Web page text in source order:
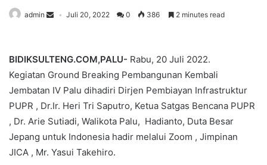
admin Juli 20, 2022 0 386 2 minutes read
BIDIKSULTENG.COM,PALU- Rabu, 20 Juli 2022.
Kegiatan Ground Breaking Pembangunan Kembali
Jembatan IV Palu dihadiri Dirjen Pembiayan Infrastruktur
PUPR , Dr.Ir. Heri Tri Saputro, Ketua Satgas Bencana PUPR
, Dr. Arie Sutiadi, Walikota Palu, Hadianto, Duta Besar
Jepang untuk Indonesia hadir melalui Zoom , Jimpinan
JICA , Mr. Yasui Takehiro.